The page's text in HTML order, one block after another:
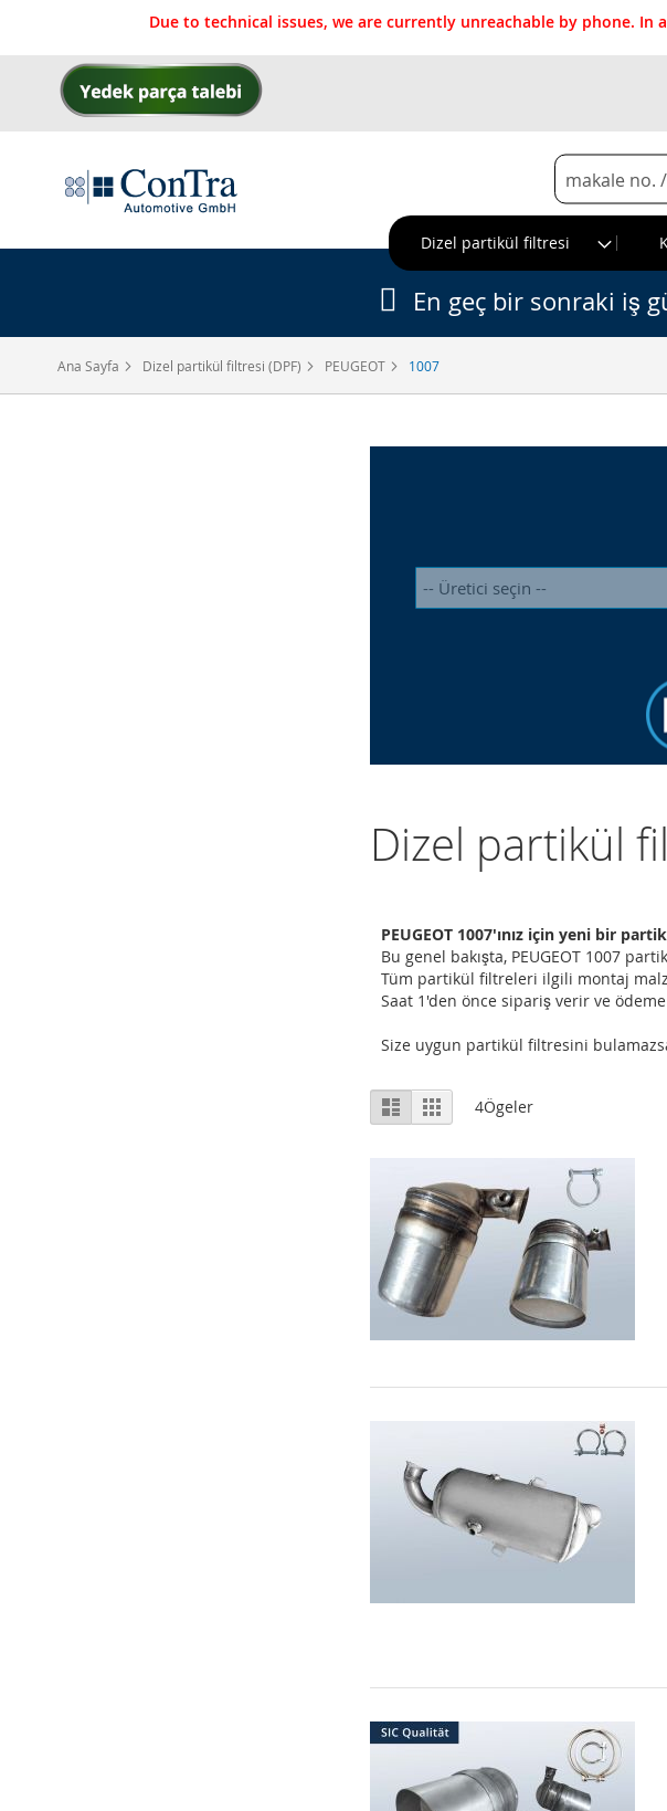
Due to technical issues, we are currently unreachable by phone.
İçeriğe
Search
Dizel partikül filtresi
Ana Sayfa Dizel partikül filtresi (DPF) PEUGEOT 1007
En geç bir sonraki iş
Dizel partikül
PEUGEOT 1007'ınız için yeni bir
Bu genel bakışta, PEUGEOT 1007
Tüm partikül filtreleri ilgili montaj
Saat 1'den önce sipariş verir ve
Size uygun partikül filtresini
Listeleme
Şekli
Liste Izgara
4Ögeler